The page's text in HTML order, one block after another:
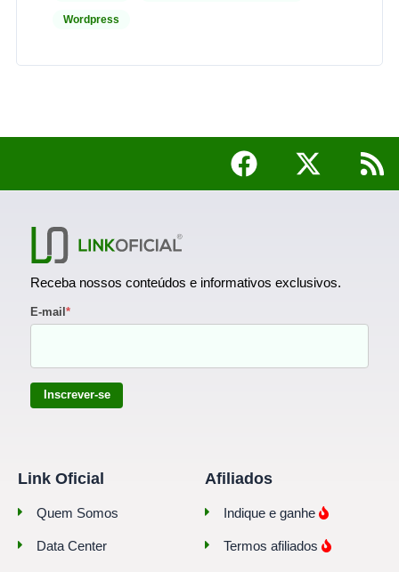
Wordpress
Receba nossos conteúdos e informativos exclusivos.
E-mail*
Inscrever-se
Link Oficial
Quem Somos
Data Center
Afiliados
Indique e ganhe
Termos afiliados